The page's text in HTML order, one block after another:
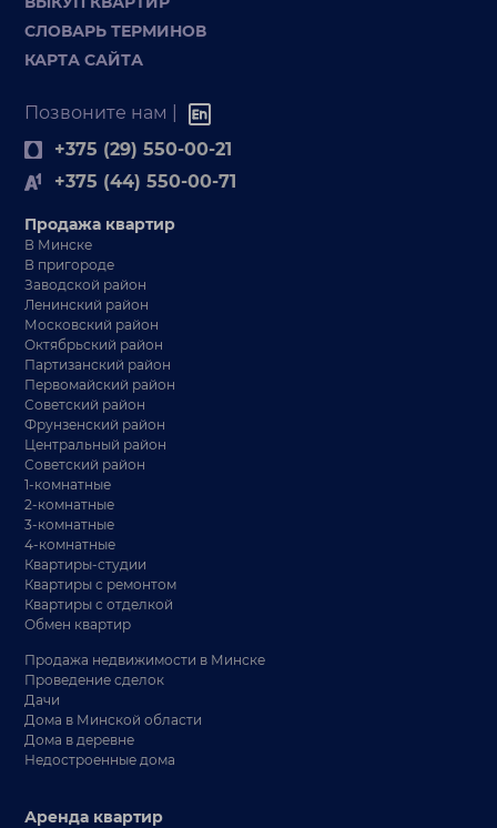
СЛОВАРЬ ТЕРМИНОВ
КАРТА САЙТА
Позвоните нам |
+375 (29) 550-00-21
+375 (44) 550-00-71
Продажа квартир
В Минске
В пригороде
Заводской район
Ленинский район
Московский район
Октябрьский район
Партизанский район
Первомайский район
Советский район
Фрунзенский район
Центральный район
Советский район
1-комнатные
2-комнатные
3-комнатные
4-комнатные
Квартиры-студии
Квартиры с ремонтом
Квартиры с отделкой
Обмен квартир
Продажа недвижимости в Минске
Проведение сделок
Дачи
Дома в Минской области
Дома в деревне
Недостроенные дома
Аренда квартир